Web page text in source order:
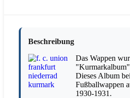
Beschreibung
Das Wappen
"Kurmarkalbum"
Dieses Album
Fußballwappen
1930-1931.